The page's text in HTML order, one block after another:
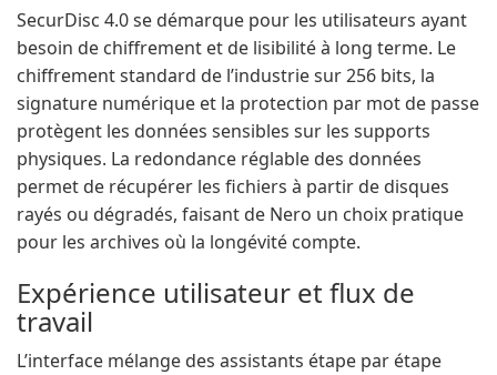
SecurDisc 4.0 se démarque pour les utilisateurs ayant
besoin de chiffrement et de lisibilité à long terme. Le
chiffrement standard de l’industrie sur 256 bits, la
signature numérique et la protection par mot de passe
protègent les données sensibles sur les supports
physiques. La redondance réglable des données
permet de récupérer les fichiers à partir de disques
rayés ou dégradés, faisant de Nero un choix pratique
pour les archives où la longévité compte.
Expérience utilisateur et flux de
travail
L’interface mélange des assistants étape par étape